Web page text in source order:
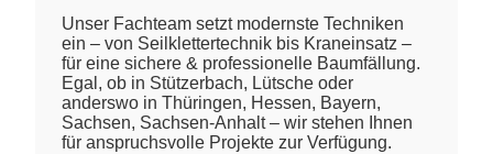
Unser Fachteam setzt modernste Techniken
ein – von Seilklettertechnik bis Kraneinsatz –
für eine sichere & professionelle Baumfällung.
Egal, ob in Stützerbach, Lütsche oder
anderswo in Thüringen, Hessen, Bayern,
Sachsen, Sachsen-Anhalt – wir stehen Ihnen
für anspruchsvolle Projekte zur Verfügung.